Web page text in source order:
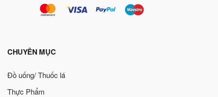
CHUYÊN MỤC
Đồ uống/ Thuốc lá
Thực Phẩm